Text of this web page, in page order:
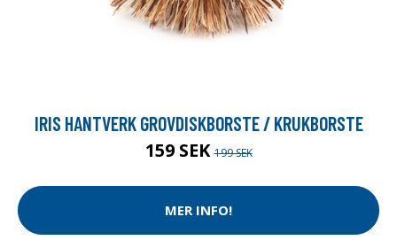
IRIS HANTVERK GROVDISKBORSTE / KRUKBORSTE
159 SEK199 SEK
MER INFO!